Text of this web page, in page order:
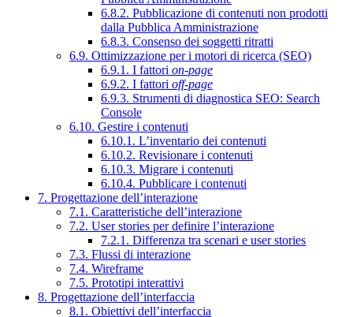
6.8.2. Pubblicazione di contenuti non prodotti
dalla Pubblica Amministrazione
6.8.3. Consenso dei soggetti ritratti
6.9. Ottimizzazione per i motori di ricerca (SEO)
6.9.1. I fattori on-page
6.9.2. I fattori off-page
6.9.3. Strumenti di diagnostica SEO: Search
Console
6.10. Gestire i contenuti
6.10.1. L’inventario dei contenuti
6.10.2. Revisionare i contenuti
6.10.3. Migrare i contenuti
6.10.4. Pubblicare i contenuti
7. Progettazione dell’interazione
7.1. Caratteristiche dell’interazione
7.2. User stories per definire l’interazione
7.2.1. Differenza tra scenari e user stories
7.3. Flussi di interazione
7.4. Wireframe
7.5. Prototipi interattivi
8. Progettazione dell’interfaccia
8.1. Obiettivi dell’interfaccia